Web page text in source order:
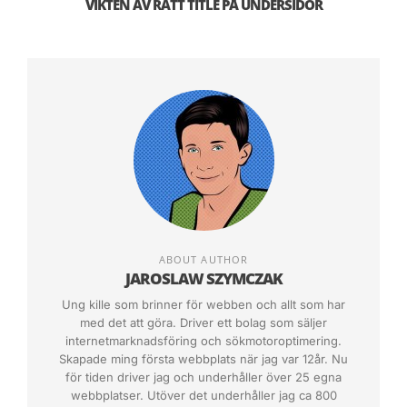
kosta. En platform som man kan använda sig av
för att driva webbshop ärWordPress med
WooCommerce. Men det finns också andra
plattformar som kostar och priserna
Pris för platform 0-5000kr per månad och då
Du kommer även behöva erbjuda kunderna
olika typer av betalningsalternativ för att kunna
ta betalt via nätet. De flesta kunder ser trygghet
i att kunna välja vilket betalningsalternativ som
VIKTEN AV RÄTT TITLE PÅ UNDERSIDOR
ABOUT AUTHOR
JAROSLAW SZYMCZAK
Ung kille som brinner för webben och allt som har
med det att göra. Driver ett bolag som säljer
internetmarknadsföring och sökmotoroptimering.
Skapade ming första webbplats när jag var 12år. Nu
för tiden driver jag och underhåller över 25 egna
webbplatser. Utöver det underhåller jag ca 800